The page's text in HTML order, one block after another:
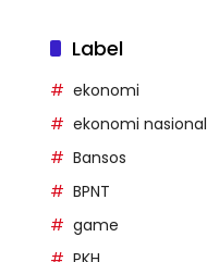
Label
ekonomi
ekonomi nasional
Bansos
BPNT
game